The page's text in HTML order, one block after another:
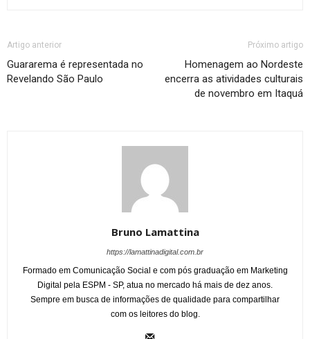
Artigo anterior
Guararema é representada no
Revelando São Paulo
Próximo artigo
Homenagem ao Nordeste
encerra as atividades culturais
de novembro em Itaquá
Bruno Lamattina
https://lamattinadigital.com.br
Formado em Comunicação Social e com pós graduação em Marketing
Digital pela ESPM - SP, atua no mercado há mais de dez anos.
Sempre em busca de informações de qualidade para compartilhar
com os leitores do blog.